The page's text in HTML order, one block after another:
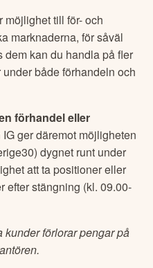
möjlighet till för- och
marknaderna, för såväl
dem kan du handla på fler
både förhandeln och
förhandel eller
ger däremot möjligheten
dygnet runt under
att ta positioner eller
efter stängning (kl. 09.00-
förlorar pengar på